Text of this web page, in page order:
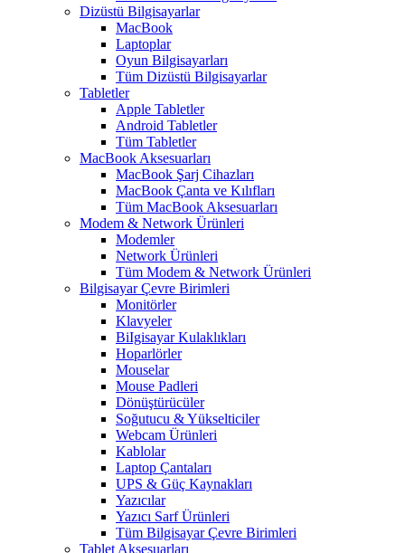
Dizüstü Bilgisayarlar
MacBook
Laptoplar
Oyun Bilgisayarları
Tüm Dizüstü Bilgisayarlar
Tabletler
Apple Tabletler
Android Tabletler
Tüm Tabletler
MacBook Aksesuarları
MacBook Şarj Cihazları
MacBook Çanta ve Kılıfları
Tüm MacBook Aksesuarları
Modem & Network Ürünleri
Modemler
Network Ürünleri
Tüm Modem & Network Ürünleri
Bilgisayar Çevre Birimleri
Monitörler
Klavyeler
BiIgisayar Kulaklıkları
Hoparlörler
Mouselar
Mouse Padleri
Dönüştürücüler
Soğutucu & Yükselticiler
Webcam Ürünleri
Kablolar
Laptop Çantaları
UPS & Güç Kaynakları
Yazıcılar
Yazıcı Sarf Ürünleri
Tüm Bilgisayar Çevre Birimleri
Tablet Aksesuarları